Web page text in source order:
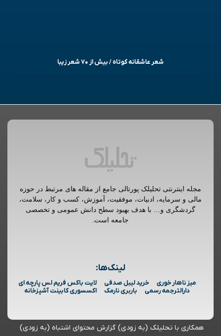
شعر عاشقانه کوتاه / بیش از ۷۰ شعر زیبا
مجله اینترنتی تحلیلک پورتالی جامع از مقاله های مرتبط در حوزه
مالی و سرمایه، ادبیات، موفقیت، آموزش، کسب و کار، سلامت،
گردشگری و… با هدف بهبود سطح دانش عمومی و تخصصی
جامعه است.
لینک‌ها:
میز ناهار خوری خرید لیبل صدفی
لایت باکس فریم لس پارچه ای
دارالترجمه رسمی
باربری نارمک اکسسوری کابینت آشپزخانه
همکاری با تحلیلک (به زودی) گزارش محتوای اشتباه (به زودی)